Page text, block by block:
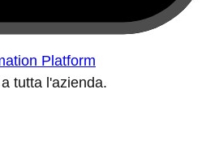
Platform
tutta l'azienda.